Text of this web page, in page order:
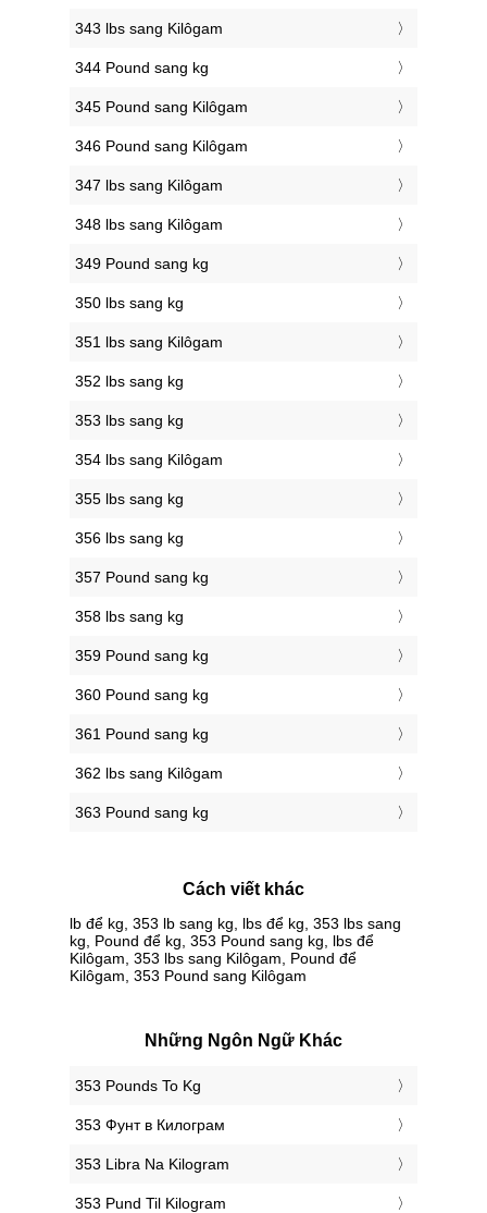
343 lbs sang Kilôgam
344 Pound sang kg
345 Pound sang Kilôgam
346 Pound sang Kilôgam
347 lbs sang Kilôgam
348 lbs sang Kilôgam
349 Pound sang kg
350 lbs sang kg
351 lbs sang Kilôgam
352 lbs sang kg
353 lbs sang kg
354 lbs sang Kilôgam
355 lbs sang kg
356 lbs sang kg
357 Pound sang kg
358 lbs sang kg
359 Pound sang kg
360 Pound sang kg
361 Pound sang kg
362 lbs sang Kilôgam
363 Pound sang kg
Cách viết khác
lb để kg, 353 lb sang kg, lbs để kg, 353 lbs sang
kg, Pound để kg, 353 Pound sang kg, lbs để
Kilôgam, 353 lbs sang Kilôgam, Pound để
Kilôgam, 353 Pound sang Kilôgam
Những Ngôn Ngữ Khác
‎353 Pounds To Kg
‎353 Фунт в Килограм
‎353 Libra Na Kilogram
‎353 Pund Til Kilogram